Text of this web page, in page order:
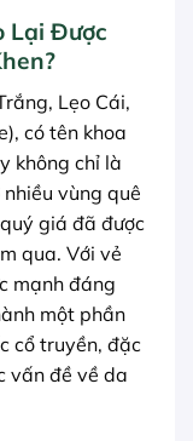
Lại Được
Lẹo Cái,
có tên khoa
không chỉ là
vùng quê
giá đã được
qua. Với vẻ
mạnh đáng
một phần
cổ truyền, đặc
vấn đề về da